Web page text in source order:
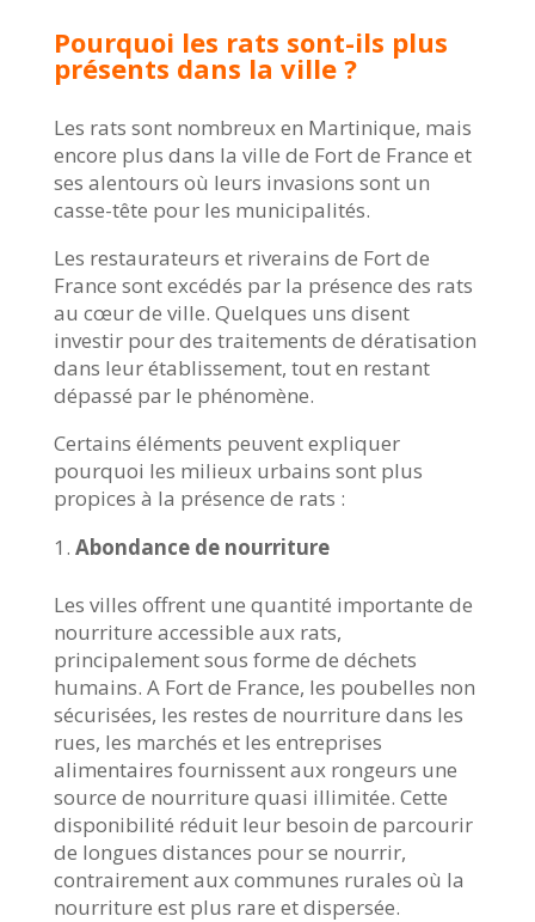
Pourquoi les rats sont-ils plus
présents dans la ville ?
Les rats sont nombreux en Martinique, mais
encore plus dans la ville de Fort de France et
ses alentours où leurs invasions sont un
casse-tête pour les municipalités.
Les restaurateurs et riverains de Fort de
France sont excédés par la présence des rats
au cœur de ville. Quelques uns disent
investir pour des traitements de dératisation
dans leur établissement, tout en restant
dépassé par le phénomène.
Certains éléments peuvent expliquer
pourquoi les milieux urbains sont plus
propices à la présence de rats :
Abondance de nourriture
Les villes offrent une quantité importante de
nourriture accessible aux rats,
principalement sous forme de déchets
humains. A Fort de France, les poubelles non
sécurisées, les restes de nourriture dans les
rues, les marchés et les entreprises
alimentaires fournissent aux rongeurs une
source de nourriture quasi illimitée. Cette
disponibilité réduit leur besoin de parcourir
de longues distances pour se nourrir,
contrairement aux communes rurales où la
nourriture est plus rare et dispersée.